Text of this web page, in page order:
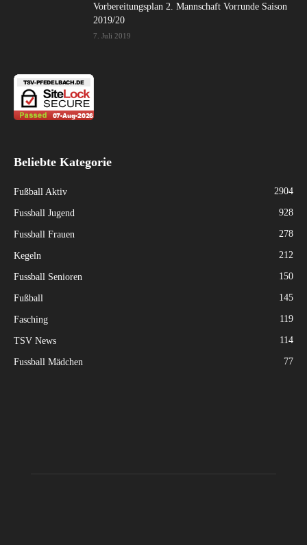
Vorbereitungsplan 2. Mannschaft Vorrunde Saison
2019/20
7. Juli 2019
Beliebte Kategorie
Fußball Aktiv 2904
Fussball Jugend 928
Fussball Frauen 278
Kegeln 212
Fussball Senioren 150
Fußball 145
Fasching 119
TSV News 114
Fussball Mädchen 77